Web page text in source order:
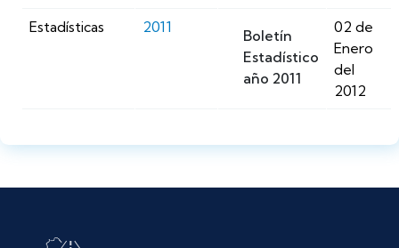
Estadísticas 2011
Boletín
Estadístico
año 2011
02 de
Enero
del
2012